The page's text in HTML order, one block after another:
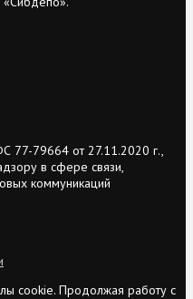
77-79664 от 27.11.2020 г.,
в сфере связи,
коммуникаций
cookie. Продолжая работу с